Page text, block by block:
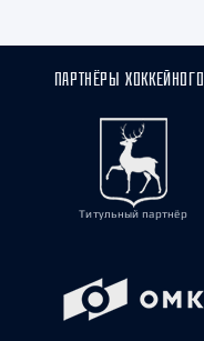
ПАРТНЁРЫ
Титульный партнёр